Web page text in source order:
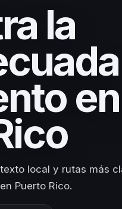
la
en
local y rutas más
Puerto Rico.